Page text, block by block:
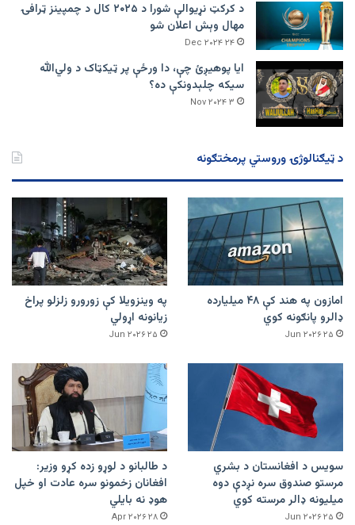
د کرکټ نړیوالې شورا د ۲۰۲۵ کال د چمپینز ټرافۍ
مهال وېش اعلان شو
۲۴ Dec ۲۰۲۴
ایا پوهیږئ چې، دا ورځې پر ټيکټاک د ولي‌الله
سیکه چلېدونکې ده؟
۳ Nov ۲۰۲۴
د ټیګنالوژۍ وروستي پرمختګونه
امازون په هند کې ۴۸ میلیارده
ډالرو پانګونه کوي
۲۵ Jun ۲۰۲۶
په وینزویلا کې زورورو زلزلو پراخ
زیانونه اړولي
۲۵ Jun ۲۰۲۶
سویس د افغانستان د بشري
مرستو صندوق سره نږدې دوه
میلیونه ډالر مرسته کوي
۲۵ Jun ۲۰۲۶
د طالبانو د لوړو زده کړو وزیر:
افغانان زخمونو سره عادت او خپل
هوډ نه بایلي
۲۸ Apr ۲۰۲۶